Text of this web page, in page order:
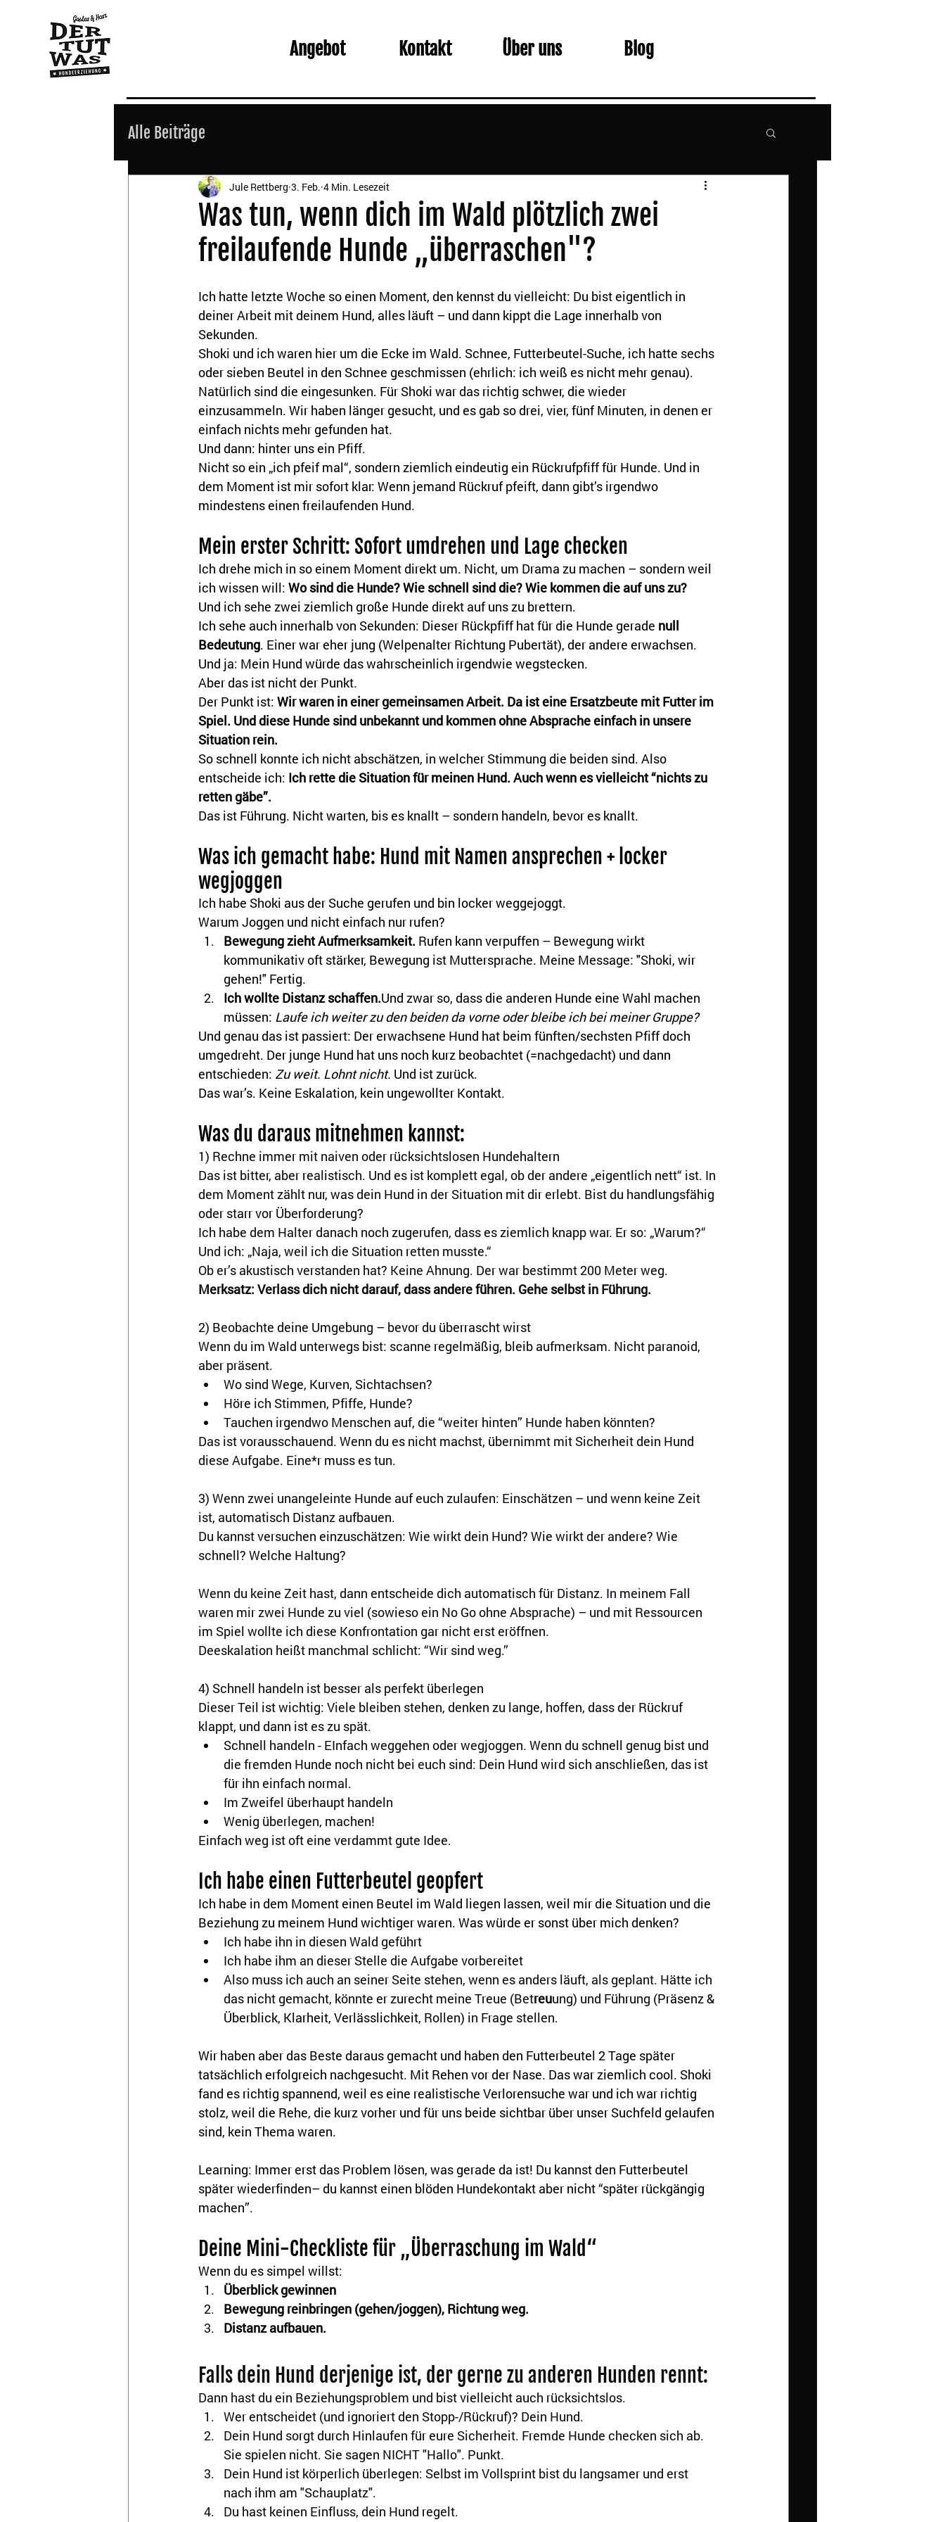
Angebot Kontakt Über uns Blog
Alle Beiträge
Was tun, wenn dich im Wald plötzlich zwei
freilaufende Hunde „überraschen"?
Jule Rettberg 3. Feb. 4 Min. Lesezeit
Ich hatte letzte Woche so einen Moment, den kennst du vielleicht: Du bist eigentlich in
deiner Arbeit mit deinem Hund, alles läuft – und dann kippt die Lage innerhalb von
Sekunden.
Shoki und ich waren hier um die Ecke im Wald. Schnee, Futterbeutel-Suche, ich hatte sechs
oder sieben Beutel in den Schnee geschmissen (ehrlich: ich weiß es nicht mehr genau).
Natürlich sind die eingesunken. Für Shoki war das richtig schwer, die wieder
einzusammeln. Wir haben länger gesucht, und es gab so drei, vier, fünf Minuten, in denen er
einfach nichts mehr gefunden hat.
Und dann: hinter uns ein Pfiff.
Nicht so ein „ich pfeif mal“, sondern ziemlich eindeutig ein Rückrufpfiff für Hunde. Und in
dem Moment ist mir sofort klar: Wenn jemand Rückruf pfeift, dann gibt’s irgendwo
mindestens einen freilaufenden Hund.
Mein erster Schritt: Sofort umdrehen und Lage checken
Ich drehe mich in so einem Moment direkt um. Nicht, um Drama zu machen – sondern weil
ich wissen will: Wo sind die Hunde? Wie schnell sind die? Wie kommen die auf uns zu?
Und ich sehe zwei ziemlich große Hunde direkt auf uns zu brettern.
Ich sehe auch innerhalb von Sekunden: Dieser Rückpfiff hat für die Hunde gerade null
Bedeutung. Einer war eher jung (Welpenalter Richtung Pubertät), der andere erwachsen.
Und ja: Mein Hund würde das wahrscheinlich irgendwie wegstecken.
Aber das ist nicht der Punkt.
Der Punkt ist: Wir waren in einer gemeinsamen Arbeit. Da ist eine Ersatzbeute mit Futter im
Spiel. Und diese Hunde sind unbekannt und kommen ohne Absprache einfach in unsere
Situation rein.
So schnell konnte ich nicht abschätzen, in welcher Stimmung die beiden sind. Also
entscheide ich: Ich rette die Situation für meinen Hund. Auch wenn es vielleicht “nichts zu
retten gäbe”.
Das ist Führung. Nicht warten, bis es knallt – sondern handeln, bevor es knallt.
Was ich gemacht habe: Hund mit Namen ansprechen + locker
wegjoggen
Ich habe Shoki aus der Suche gerufen und bin locker weggejoggt.
Warum Joggen und nicht einfach nur rufen?
Bewegung zieht Aufmerksamkeit. Rufen kann verpuffen – Bewegung wirkt
kommunikativ oft stärker, Bewegung ist Muttersprache. Meine Message: "Shoki, wir
gehen!" Fertig.
Ich wollte Distanz schaffen.Und zwar so, dass die anderen Hunde eine Wahl machen
müssen: Laufe ich weiter zu den beiden da vorne oder bleibe ich bei meiner Gruppe?
Und genau das ist passiert: Der erwachsene Hund hat beim fünften/sechsten Pfiff doch
umgedreht. Der junge Hund hat uns noch kurz beobachtet (=nachgedacht) und dann
entschieden: Zu weit. Lohnt nicht. Und ist zurück.
Das war’s. Keine Eskalation, kein ungewollter Kontakt.
Was du daraus mitnehmen kannst:
1) Rechne immer mit naiven oder rücksichtslosen Hundehaltern
Das ist bitter, aber realistisch. Und es ist komplett egal, ob der andere „eigentlich nett“ ist. In
dem Moment zählt nur, was dein Hund in der Situation mit dir erlebt. Bist du handlungsfähig
oder starr vor Überforderung?
Ich habe dem Halter danach noch zugerufen, dass es ziemlich knapp war. Er so: „Warum?“
Und ich: „Naja, weil ich die Situation retten musste.“
Ob er’s akustisch verstanden hat? Keine Ahnung. Der war bestimmt 200 Meter weg.
Merksatz: Verlass dich nicht darauf, dass andere führen. Gehe selbst in Führung.
2) Beobachte deine Umgebung – bevor du überrascht wirst
Wenn du im Wald unterwegs bist: scanne regelmäßig, bleib aufmerksam. Nicht paranoid,
aber präsent.
Wo sind Wege, Kurven, Sichtachsen?
Höre ich Stimmen, Pfiffe, Hunde?
Tauchen irgendwo Menschen auf, die “weiter hinten” Hunde haben könnten?
Das ist vorausschauend. Wenn du es nicht machst, übernimmt mit Sicherheit dein Hund
diese Aufgabe. Eine*r muss es tun.
3) Wenn zwei unangeleinte Hunde auf euch zulaufen: Einschätzen – und wenn keine Zeit
ist, automatisch Distanz aufbauen.
Du kannst versuchen einzuschätzen: Wie wirkt dein Hund? Wie wirkt der andere? Wie
schnell? Welche Haltung?
Wenn du keine Zeit hast, dann entscheide dich automatisch für Distanz. In meinem Fall
waren mir zwei Hunde zu viel (sowieso ein No Go ohne Absprache) – und mit Ressourcen
im Spiel wollte ich diese Konfrontation gar nicht erst eröffnen.
Deeskalation heißt manchmal schlicht: “Wir sind weg.”
4) Schnell handeln ist besser als perfekt überlegen
Dieser Teil ist wichtig: Viele bleiben stehen, denken zu lange, hoffen, dass der Rückruf
klappt, und dann ist es zu spät.
Schnell handeln - EInfach weggehen oder wegjoggen. Wenn du schnell genug bist und
die fremden Hunde noch nicht bei euch sind: Dein Hund wird sich anschließen, das ist
für ihn einfach normal.
Im Zweifel überhaupt handeln
Wenig überlegen, machen!
Einfach weg ist oft eine verdammt gute Idee.
Ich habe einen Futterbeutel geopfert
Ich habe in dem Moment einen Beutel im Wald liegen lassen, weil mir die Situation und die
Beziehung zu meinem Hund wichtiger waren. Was würde er sonst über mich denken?
Ich habe ihn in diesen Wald geführt
Ich habe ihm an dieser Stelle die Aufgabe vorbereitet
Also muss ich auch an seiner Seite stehen, wenn es anders läuft, als geplant. Hätte ich
das nicht gemacht, könnte er zurecht meine Treue (Betreuung) und Führung (Präsenz &
Überblick, Klarheit, Verlässlichkeit, Rollen) in Frage stellen.
Wir haben aber das Beste daraus gemacht und haben den Futterbeutel 2 Tage später
tatsächlich erfolgreich nachgesucht. Mit Rehen vor der Nase. Das war ziemlich cool. Shoki
fand es richtig spannend, weil es eine realistische Verlorensuche war und ich war richtig
stolz, weil die Rehe, die kurz vorher und für uns beide sichtbar über unser Suchfeld gelaufen
sind, kein Thema waren.
Learning: Immer erst das Problem lösen, was gerade da ist! Du kannst den Futterbeutel
später wiederfinden– du kannst einen blöden Hundekontakt aber nicht “später rückgängig
machen”.
Deine Mini-Checkliste für „Überraschung im Wald“
Wenn du es simpel willst:
Überblick gewinnen
Bewegung reinbringen (gehen/joggen), Richtung weg.
Distanz aufbauen.
Falls dein Hund derjenige ist, der gerne zu anderen Hunden rennt:
Dann hast du ein Beziehungsproblem und bist vielleicht auch rücksichtslos.
Wer entscheidet (und ignoriert den Stopp-/Rückruf)? Dein Hund.
Dein Hund sorgt durch Hinlaufen für eure Sicherheit. Fremde Hunde checken sich ab.
Sie spielen nicht. Sie sagen NICHT "Hallo". Punkt.
Dein Hund ist körperlich überlegen: Selbst im Vollsprint bist du langsamer und erst
nach ihm am "Schauplatz".
Du hast keinen Einfluss, dein Hund regelt.